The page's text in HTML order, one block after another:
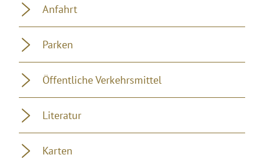
Anfahrt
Parken
Öffentliche Verkehrsmittel
Literatur
Karten